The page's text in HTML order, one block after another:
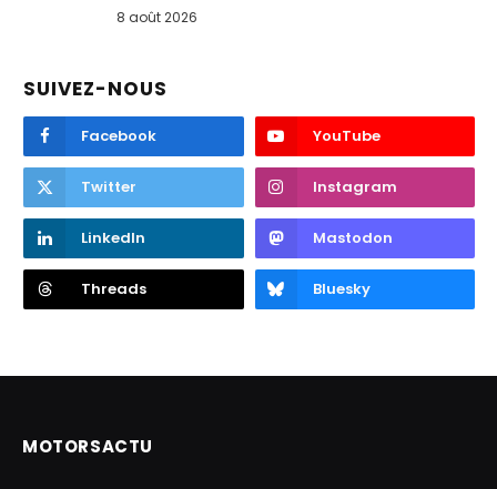
8 août 2026
SUIVEZ-NOUS
Facebook YouTube
Twitter Instagram
LinkedIn Mastodon
Threads Bluesky
MOTORSACTU